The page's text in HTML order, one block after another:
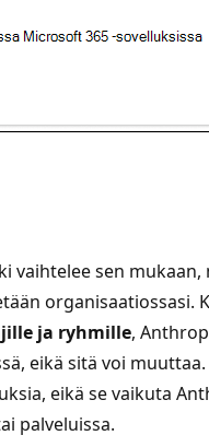
vaihtelee sen
organisaatiossasi.
ja ryhmille,
eikä sitä voi
eikä se vaikuta
palveluissa.